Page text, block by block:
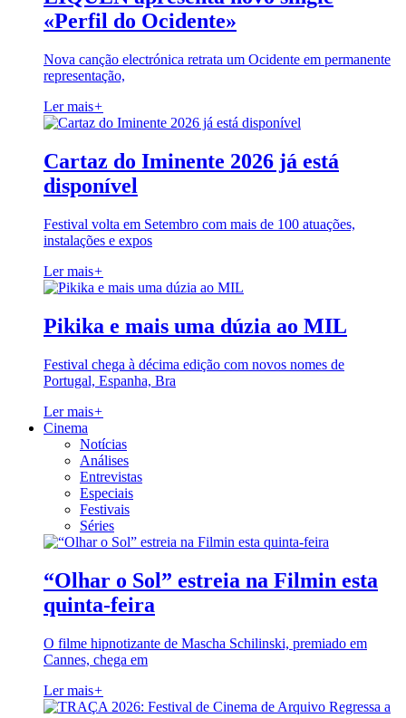
«Perfil do Ocidente»
Nova canção electrónica retrata um Ocidente em permanente
representação,
Ler mais+
Cartaz do Iminente 2026 já está
disponível
Festival volta em Setembro com mais de 100 atuações,
instalações e expos
Ler mais+
Pikika e mais uma dúzia ao MIL
Festival chega à décima edição com novos nomes de
Portugal, Espanha, Bra
Ler mais+
Cinema
Notícias
Análises
Entrevistas
Especiais
Festivais
Séries
“Olhar o Sol” estreia na Filmin esta
quinta-feira
O filme hipnotizante de Mascha Schilinski, premiado em
Cannes, chega em
Ler mais+